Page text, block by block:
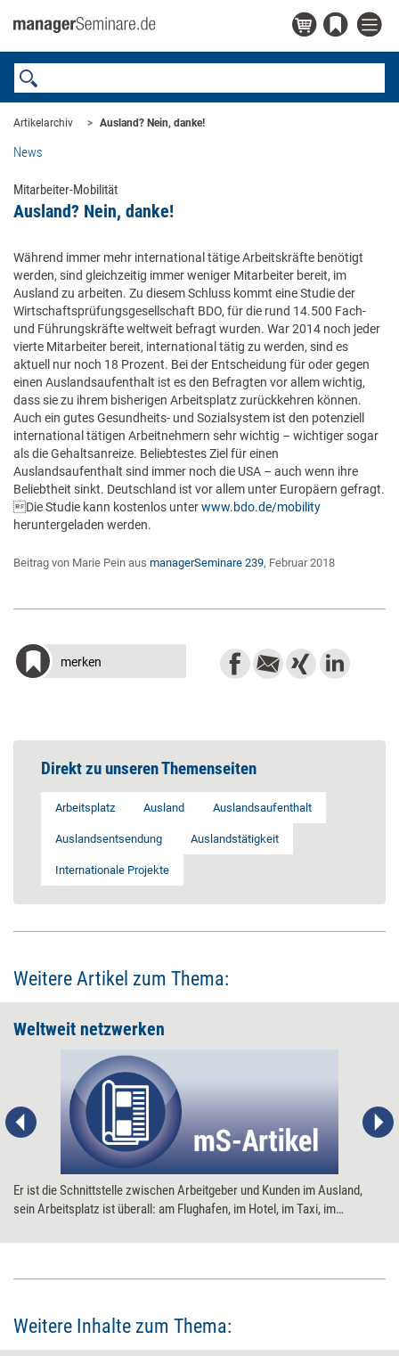
Artikelarchiv Ausland? Nein, danke!
News
Mitarbeiter-Mobilität
Ausland? Nein, danke!
Während immer mehr international tätige Arbeitskräfte benötigt
werden, sind gleichzeitig immer weniger Mitarbeiter bereit, im
Ausland zu arbeiten. Zu diesem Schluss kommt eine Studie der
Wirtschaftsprüfungsgesellschaft BDO, für die rund 14.500 Fach-
und Führungskräfte weltweit befragt wurden. War 2014 noch jeder
vierte Mitarbeiter bereit, international tätig zu werden, sind es
aktuell nur noch 18 Prozent. Bei der Entscheidung für oder gegen
einen Auslandsaufenthalt ist es den Befragten vor allem wichtig,
dass sie zu ihrem bisherigen Arbeitsplatz zurückkehren können.
Auch ein gutes Gesundheits- und Sozialsystem ist den potenziell
international tätigen Arbeitnehmern sehr wichtig – wichtiger sogar
als die Gehaltsanreize. Beliebtestes Ziel für einen
Auslandsaufenthalt sind immer noch die USA – auch wenn ihre
Beliebtheit sinkt. Deutschland ist vor allem unter Europäern gefragt.
Die Studie kann kostenlos unterwww.bdo.de/mobility
heruntergeladen werden.
Beitrag von Marie Pein aus managerSeminare 239, Februar 2018
merken
Direkt zu unseren Themenseiten
Arbeitsplatz Ausland Auslandsaufenthalt
Auslandsentsendung Auslandstätigkeit
Internationale Projekte
Weitere Artikel zum Thema:
Weltweit netzwerken
Er ist die Schnittstelle zwischen Arbeitgeber und Kunden im Ausland,
sein Arbeitsplatz ist überall: am Flughafen, im Hotel, im Taxi, im
Expatriate. Unternehmen setzen immer häufiger auf die maximal
Weitere Inhalte zum Thema: